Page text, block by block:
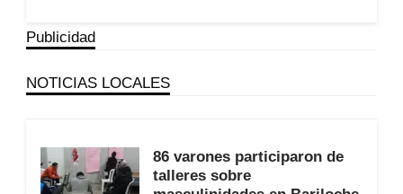
Publicidad
NOTICIAS LOCALES
86 varones participaron de
talleres sobre